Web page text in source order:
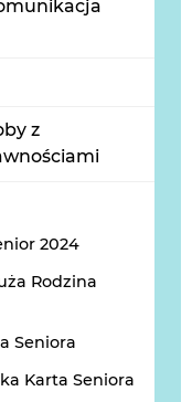
z
2024
Rodzina
Seniora
Karta Seniora